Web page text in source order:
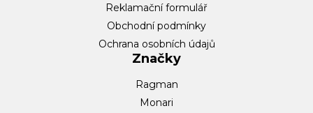
Reklamační formulář
Obchodní podmínky
Ochrana osobních údajů
Značky
Ragman
Monari